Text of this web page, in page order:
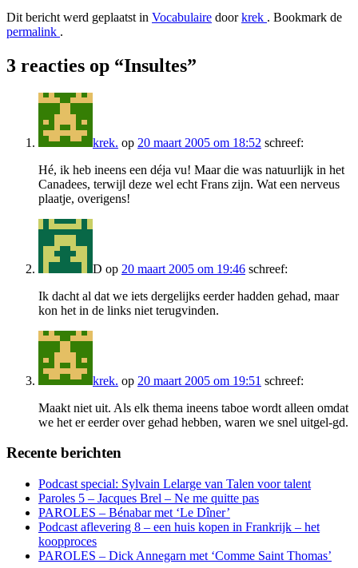
Dit bericht werd geplaatst in Vocabulaire doorkrek . Bookmark de
permalink .
3 reacties op “Insultes”
krek. op 20 maart 2005 om 18:52 schreef:
Hé, ik heb ineens een déja vu! Maar die was natuurlijk in het
Canadees, terwijl deze wel echt Frans zijn. Wat een nerveus
plaatje, overigens!
D op 20 maart 2005 om 19:46 schreef:
Ik dacht al dat we iets dergelijks eerder hadden gehad, maar
kon het in de links niet terugvinden.
krek. op 20 maart 2005 om 19:51 schreef:
Maakt niet uit. Als elk thema ineens taboe wordt alleen omdat
we het er eerder over gehad hebben, waren we snel uitgel-gd.
Recente berichten
Podcast special: Sylvain Lelarge van Talen voor talent
Paroles 5 – Jacques Brel – Ne me quitte pas
PAROLES – Bénabar met ‘Le Dîner’
Podcast aflevering 8 – een huis kopen in Frankrijk – het
koopproces
PAROLES – Dick Annegarn met ‘Comme Saint Thomas’